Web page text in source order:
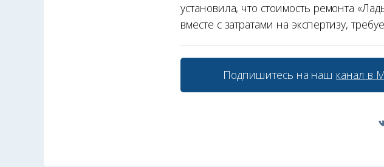
установила, что стоимость ремонта
вместе с затратами на экспертизу,
Подпишитесь на наш канал в